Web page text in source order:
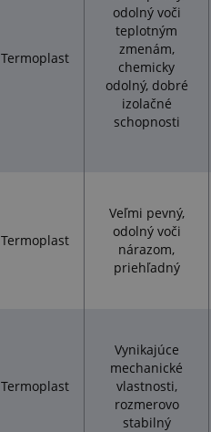
Termoplast
odolný voči
teplotným
zmenám,
chemicky
odolný, dobré
izolačné
schopnosti
Termoplast
Veľmi pevný,
odolný voči
nárazom,
priehľadný
Termoplast
Vynikajúce
mechanické
vlastnosti,
rozmerovo
stabilný